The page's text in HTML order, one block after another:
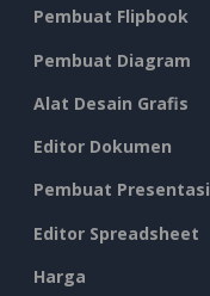
Pembuat Flipbook
Pembuat Diagram
Alat Desain Grafis
Editor Dokumen
Pembuat Presentasi
Editor Spreadsheet
Harga